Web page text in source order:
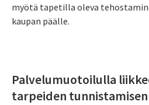
myötä tapetilla oleva
kaupan päälle.
Palvelumuotoilulla
tarpeiden